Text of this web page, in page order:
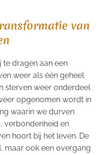
van
te dragen aan een
weer als één geheel
sterven weer onderdeel
opgenomen wordt in
waarin we durven
verbondenheid en
hoort bij het leven. De
maar ook een overgang